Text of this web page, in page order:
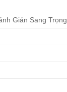
Gián Sang Trọng